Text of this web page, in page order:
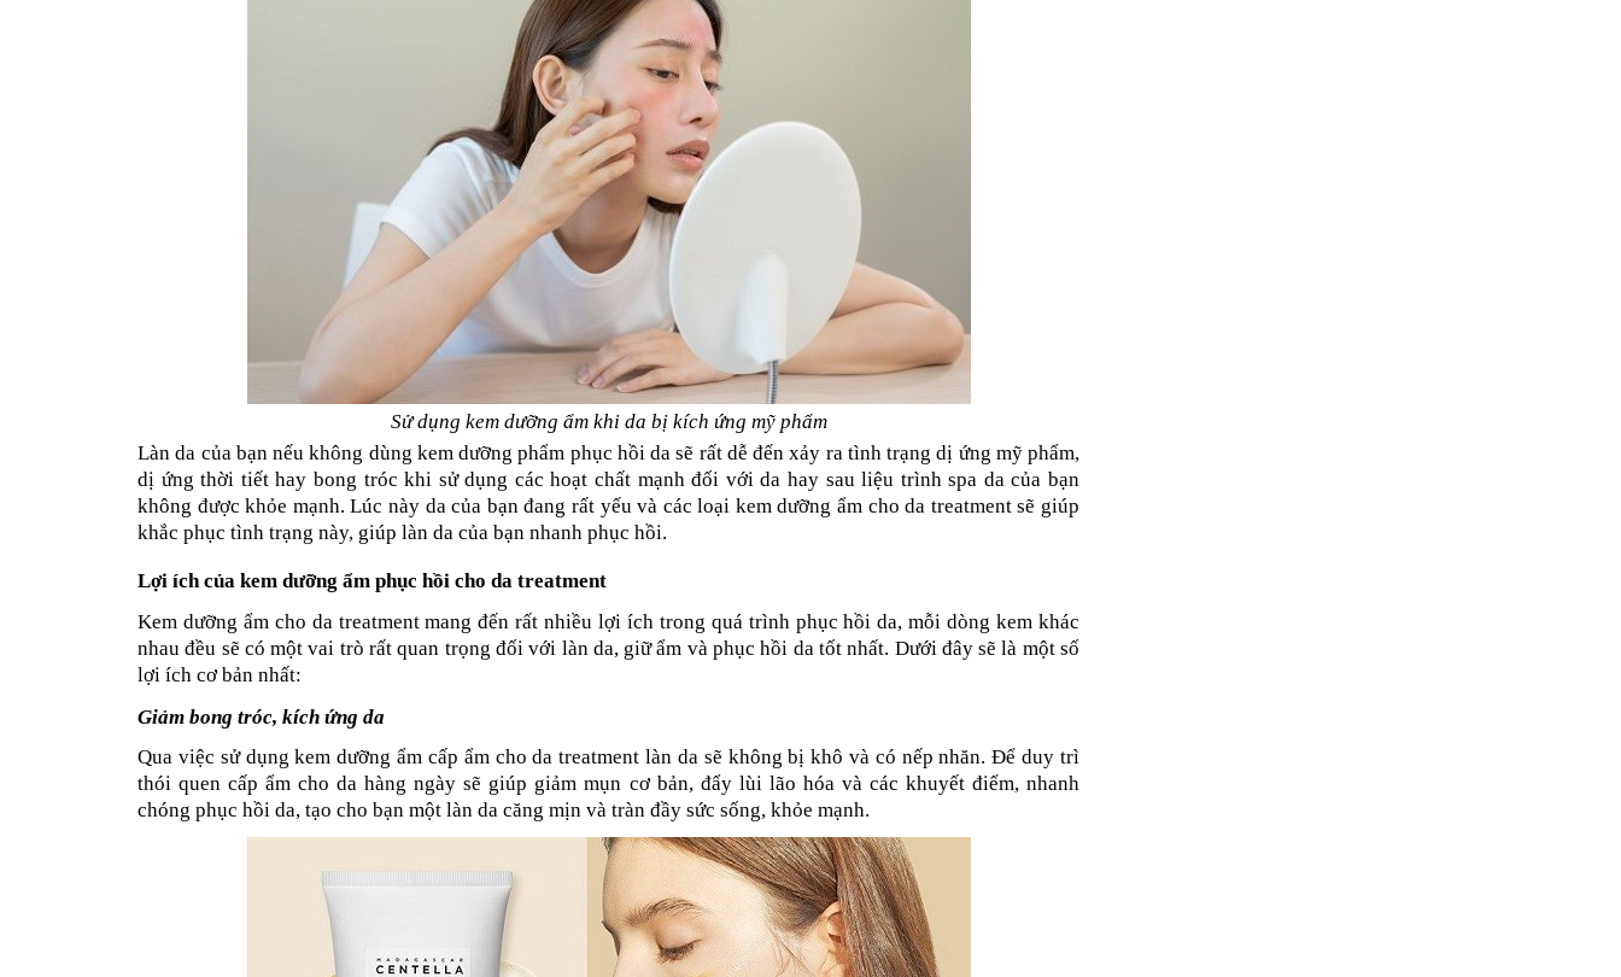
Sử dụng kem dưỡng ẩm khi da bị kích ứng mỹ phẩm
Làn da của bạn nếu không dùng kem dưỡng phẩm phục hồi da sẽ rất dễ đến xảy ra tình trạng dị ứng mỹ phẩm,
dị ứng thời tiết hay bong tróc khi sử dụng các hoạt chất mạnh đối với da hay sau liệu trình spa da của bạn
không được khỏe mạnh. Lúc này da của bạn đang rất yếu và các loại kem dưỡng ẩm cho da treatment sẽ giúp
khắc phục tình trạng này, giúp làn da của bạn nhanh phục hồi.
Lợi ích của kem dưỡng ẩm phục hồi cho da treatment
Kem dưỡng ẩm cho da treatment mang đến rất nhiều lợi ích trong quá trình phục hồi da, mỗi dòng kem khác
nhau đều sẽ có một vai trò rất quan trọng đối với làn da, giữ ẩm và phục hồi da tốt nhất. Dưới đây sẽ là một số
lợi ích cơ bản nhất:
Giảm bong tróc, kích ứng da
Qua việc sử dụng kem dưỡng ẩm cấp ẩm cho da treatment làn da sẽ không bị khô và có nếp nhăn. Để duy trì
thói quen cấp ẩm cho da hàng ngày sẽ giúp giảm mụn cơ bản, đẩy lùi lão hóa và các khuyết điểm, nhanh
chóng phục hồi da, tạo cho bạn một làn da căng mịn và tràn đầy sức sống, khỏe mạnh.